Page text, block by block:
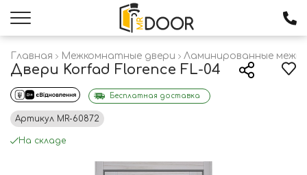
Главная Межкомнатные двери Ламинированные
Двери Korfad Florence FL-04
Бесплатная доставка
Артикул MR-60872
На складе